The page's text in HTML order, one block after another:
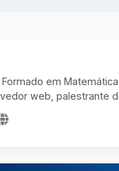
em
web, palestrante